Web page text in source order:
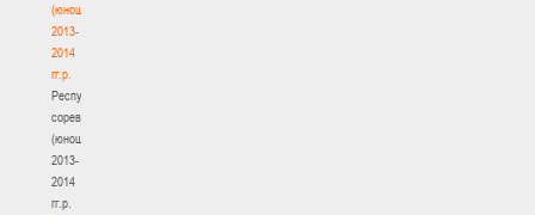
(юноши)
2013-
2014
гг.р.
Республиканские
соревнования
(юноши)
2013-
2014
гг.р.